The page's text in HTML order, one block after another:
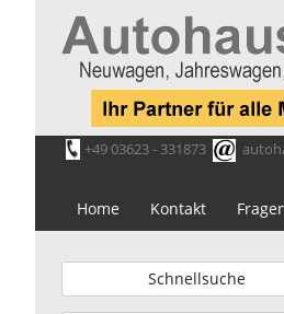
+49 03623 - 331873
Home Kontakt
Schnellsuche